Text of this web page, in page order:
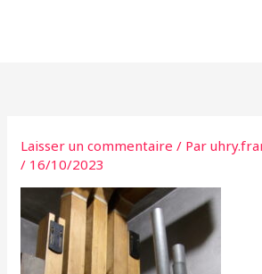
Laisser un commentaire / Par
/ 16/10/2023